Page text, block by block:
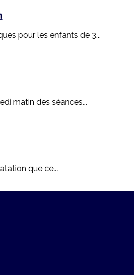
pour les enfants de 3...
matin des séances...
que ce...